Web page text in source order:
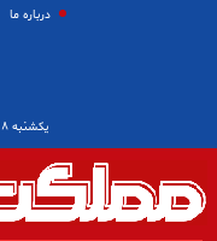
درباره ما
یکشنبه ۱۸ مرداد ۱۴۰۵